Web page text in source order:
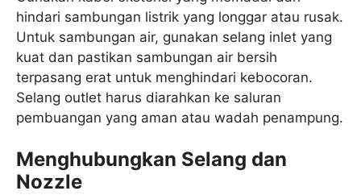
hindari sambungan listrik yang longgar atau rusak.
Untuk sambungan air, gunakan selang inlet yang
kuat dan pastikan sambungan air bersih
terpasang erat untuk menghindari kebocoran.
Selang outlet harus diarahkan ke saluran
pembuangan yang aman atau wadah penampung.
Menghubungkan Selang dan
Nozzle